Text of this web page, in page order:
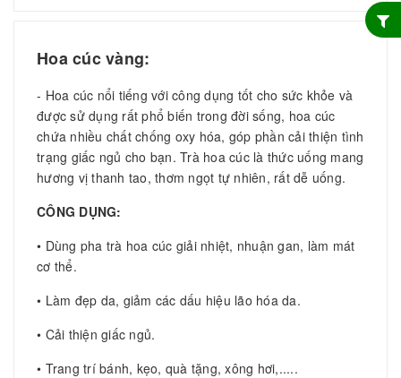
Hoa cúc vàng:
- Hoa cúc nổi tiếng với công dụng tốt cho sức khỏe và
được sử dụng rất phổ biến trong đời sống, hoa cúc
chứa nhiều chất chống oxy hóa, góp phần cải thiện tình
trạng giấc ngủ cho bạn. Trà hoa cúc là thức uống mang
hương vị thanh tao, thơm ngọt tự nhiên, rất dễ uống.
CÔNG DỤNG:
• Dùng pha trà hoa cúc giải nhiệt, nhuận gan, làm mát
cơ thể.
• Làm đẹp da, giảm các dấu hiệu lão hóa da.
• Cải thiện giấc ngủ.
• Trang trí bánh, kẹo, quà tặng, xông hơi,.....